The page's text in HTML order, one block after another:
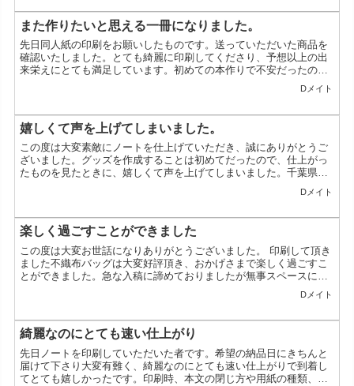
また作りたいと思える一冊になりました。
先日同人紙の印刷をお願いしたものです。送っていただいた商品を
確認いたしました。とても綺麗に印刷してくださり、予想以上の出
来栄えにとても満足しています。初めての本作りで不安だったので
Dメイト
嬉しくて声を上げてしまいました。
この度は大変素敵にノートを仕上げていただき、誠にありがとうご
ざいました。グッズを作成することは初めてだったので、仕上がっ
たものを見たときに、嬉しくて声を上げてしまいました。千葉県／
Dメイト
楽しく過ごすことができました
この度は大変お世話になりありがとうございました。 印刷して頂き
ました不織布バッグは大変好評頂き、おかげさまで楽しく過ごすこ
とができました。急な入稿に諦めておりましたが無事スペースに置
Dメイト
綺麗なのにとても速い仕上がり
先日ノートを印刷していただいた者です。希望の納品日にきちんと
届けて下さり大変有難く、綺麗なのにとても速い仕上がりで到着し
てとても嬉しかったです。印刷時、本文の閉じ方や用紙の種類、